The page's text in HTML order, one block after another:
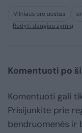
Vilniaus oro uostas
Rodyti daugiau žymių
Komentuoti po
Komentuoti gali
Prisijunkite prie
bendruomenės ir